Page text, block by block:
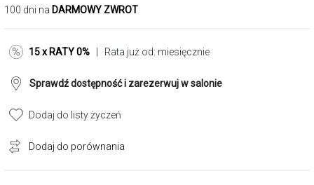
100 dni na DARMOWY ZWROT
15 x RATY 0% | Rata już od: miesięcznie
Sprawdź dostępność i zarezerwuj w salonie
Dodaj do listy życzeń
Dodaj do porównania